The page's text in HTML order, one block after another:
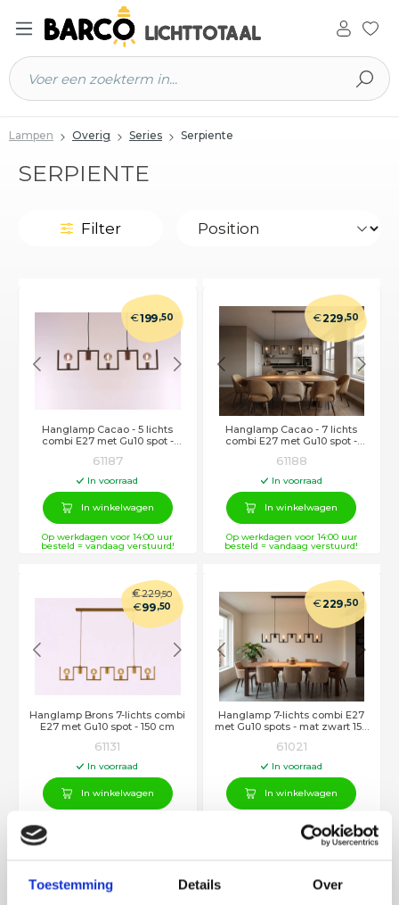
Toestemming Details Over
hoofdinhoud
Lampen Overig Series Serpiente
SERPIENTE
Filter
Hanglamp Cacao - 5 lichts
combi E27 met Gu10 spot -
€199,50
61187
In voorraad
In winkelwagen
Op werkdagen voor 14:00 uur
besteld = vandaag verstuurd!
Hanglamp Cacao - 7 lichts
combi E27 met Gu10 spot -
€229,50
61188
In voorraad
In winkelwagen
Op werkdagen voor 14:00 uur
besteld = vandaag verstuurd!
Hanglamp Brons 7-lichts combi
E27 met Gu10 spot - 150 cm
€229,50
€99,50
61131
In voorraad
In winkelwagen
besteld = vandaag verstuurd!
Hanglamp 7-lichts combi E27
met Gu10 spots - mat zwart 150
€229,50
61021
In voorraad
In winkelwagen
Op werkdagen voor 14:00 uur
besteld = vandaag verstuurd!